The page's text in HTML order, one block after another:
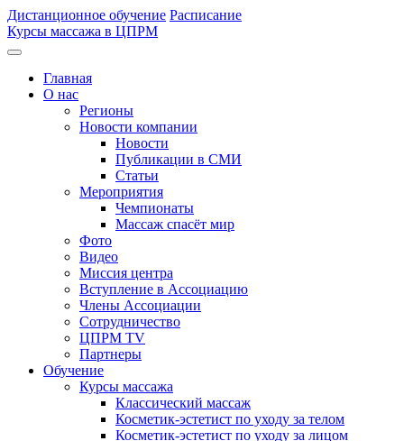
Дистанционное обучение Расписание
Курсы массажа в ЦПРМ
Главная
О нас
Регионы
Новости компании
Новости
Публикации в СМИ
Статьи
Мероприятия
Чемпионаты
Массаж спасёт мир
Фото
Видео
Миссия центра
Вступление в Ассоциацию
Члены Ассоциации
Сотрудничество
ЦПРМ TV
Партнеры
Oбучение
Курсы массажа
Классический массаж
Косметик-эстетист по уходу за телом
Косметик-эстетист по уходу за лицом